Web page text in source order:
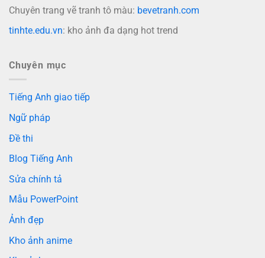
Chuyên trang vẽ tranh tô màu: bevetranh.com
tinhte.edu.vn: kho ảnh đa dạng hot trend
Chuyên mục
Tiếng Anh giao tiếp
Ngữ pháp
Đề thi
Blog Tiếng Anh
Sửa chính tả
Mẫu PowerPoint
Ảnh đẹp
Kho ảnh anime